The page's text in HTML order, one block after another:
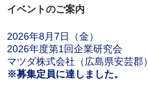
イベントのご案内
2026年8月7日（金）
2026年度第1回企業研究会
マツダ株式会社（広島県安芸郡）
※募集定員に達しました。